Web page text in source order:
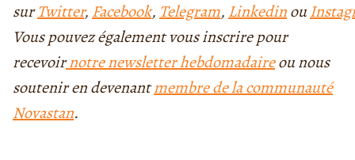
surTwitter, Facebook, Telegram, Linkedinou
Vous pouvez également vous inscrire pour
recevoirnotre newsletter hebdomadaireou nous
soutenir en devenantmembre de la communauté
Novastan.